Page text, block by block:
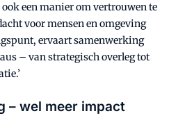
een manier om vertrouwen te
voor mensen en omgeving
ervaart samenwerking
– van strategisch overleg tot
– wel meer impact